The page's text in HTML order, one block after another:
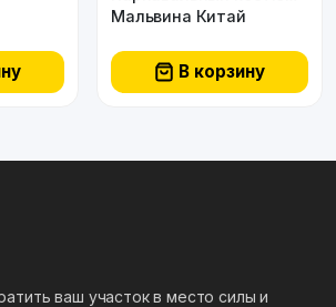
Мальвина Китай
В корзину
ваш участок в место силы и